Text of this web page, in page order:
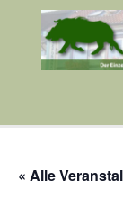
« Alle